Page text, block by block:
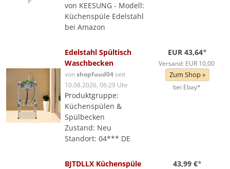
von KEESUNG - Modell:
Küchenspüle Edelstahl
bei Amazon
Edelstahl Spültisch
Waschbecken
vonshopfuud04seit
10.08.2026, 06:29 Uhr
Produktgruppe:
Küchenspülen &
Spülbecken
Zustand: Neu
Standort: 04*** DE
EUR 43,64*
Versand: EUR 10,00
Zum Shop »
bei Ebay*
BJTDLLX Küchenspüle
43,99 €*